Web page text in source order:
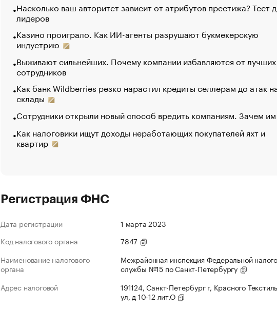
Насколько ваш авторитет зависит от атрибутов престижа? Тест
лидеров
Казино проиграло. Как ИИ-агенты разрушают букмекерскую
индустрию
Выживают сильнейших. Почему компании избавляются от лучших
сотрудников
Как банк Wildberries резко нарастил кредиты селлерам до атак
склады
Сотрудники открыли новый способ вредить компаниям. Зачем
Как налоговики ищут доходы неработающих покупателей яхт и
квартир
Регистрация ФНС
Дата регистрации
1 марта 2023
Код налогового органа
7847
Наименование налогового
органа
Межрайонная инспекция Федеральной
службы №15 по Санкт-Петербургу
Адрес налоговой
191124, Санкт-Петербург г, Красного
ул, д 10-12 лит.О